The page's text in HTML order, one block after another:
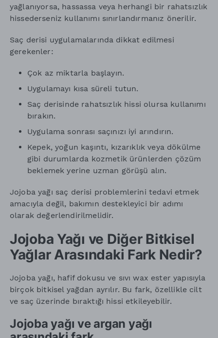
yağlanıyorsa, hassassa veya herhangi bir rahatsızlık
hissederseniz kullanımı sınırlandırmanız önerilir.
Saç derisi uygulamalarında dikkat edilmesi
gerekenler:
Çok az miktarla başlayın.
Uygulamayı kısa süreli tutun.
Saç derisinde rahatsızlık hissi olursa kullanımı
bırakın.
Uygulama sonrası saçınızı iyi arındırın.
Kepek, yoğun kaşıntı, kızarıklık veya dökülme
gibi durumlarda kozmetik ürünlerden çözüm
beklemek yerine uzman görüşü alın.
Jojoba yağı saç derisi problemlerini tedavi etmek
amacıyla değil, bakımın destekleyici bir adımı
olarak değerlendirilmelidir.
Jojoba Yağı ve Diğer Bitkisel
Yağlar Arasındaki Fark Nedir?
Jojoba yağı, hafif dokusu ve sıvı wax ester yapısıyla
birçok bitkisel yağdan ayrılır. Bu fark, özellikle cilt
ve saç üzerinde bıraktığı hissi etkileyebilir.
Jojoba yağı ve argan yağı